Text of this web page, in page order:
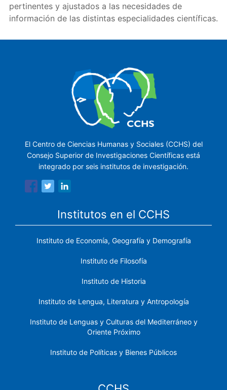
pertinentes y ajustados a las necesidades de
información de las distintas especialidades científicas.
El Centro de Ciencias Humanas y Sociales (CCHS) del
Consejo Superior de Investigaciones Científicas está
integrado por seis institutos de investigación.
Institutos en el CCHS
Instituto de Economía, Geografía y Demografía
Instituto de Filosofía
Instituto de Historia
Instituto de Lengua, Literatura y Antropología
Instituto de Lenguas y Culturas del Mediterráneo y
Oriente Próximo
Instituto de Políticas y Bienes Públicos